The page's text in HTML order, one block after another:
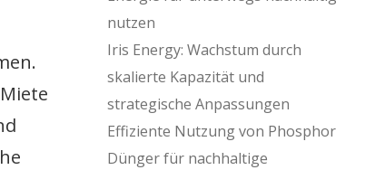
nutzen
Iris Energy: Wachstum durch
skalierte Kapazität und
strategische Anpassungen
Effiziente Nutzung von Phosphor
Dünger für nachhaltige